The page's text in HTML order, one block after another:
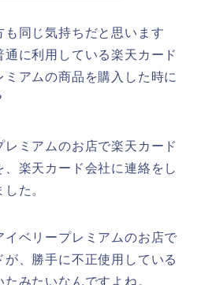
同じ気持ちだと思います
に利用している楽天カード
アムの商品を購入した時に
ミアムのお店で楽天カード
楽天カード会社に連絡をし
た。
ベリープレミアムのお店で
、勝手に不正使用している
みたいなんですよね。